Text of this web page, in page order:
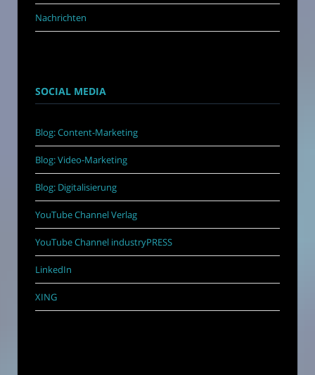
Nachrichten
SOCIAL MEDIA
Blog: Content-Marketing
Blog: Video-Marketing
Blog: Digitalisierung
YouTube Channel Verlag
YouTube Channel industryPRESS
LinkedIn
XING